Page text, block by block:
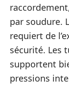
par soudure.
requiert de
sécurité. Les
supportent
pressions